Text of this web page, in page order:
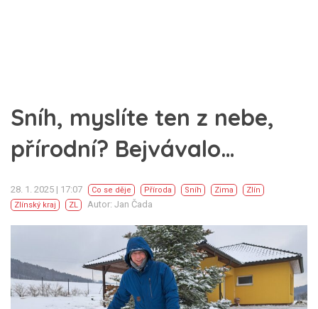
Sníh, myslíte ten z nebe,
přírodní? Bejvávalo…
28. 1. 2025 | 17:07 Co se děje Příroda Sníh Zima
Zlín
Zlínský kraj
ZL Autor: Jan Čada